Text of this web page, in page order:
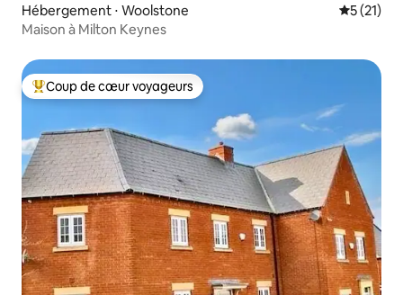
Hébergement ⋅ Woolstone
5 (21)
Maison à Milton Keynes
Coups de cœur voyageurs les plus appréciés
Coup de cœur voyageurs